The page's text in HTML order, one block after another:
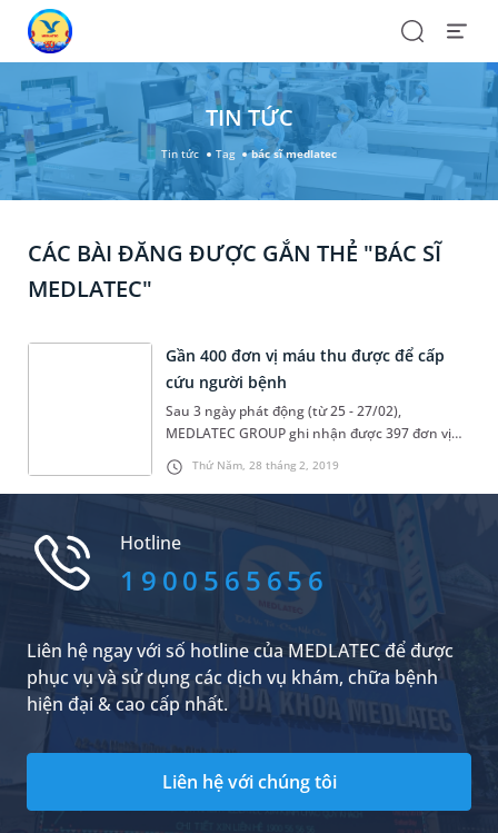
SearchOpen
TIN TỨC
Tin tức Tag bác sĩ medlatec
CÁC BÀI ĐĂNG ĐƯỢC GẮN THẺ "BÁC SĨ
MEDLATEC"
Thứ Năm, 28 tháng 2, 2019
Gần 400 đơn vị máu thu được để cấp
cứu người bệnh
Sau 3 ngày phát động (từ 25 - 27/02),
MEDLATEC GROUP ghi nhận được 397 đơn vị
máu. Toàn bộ các đơn vị máu này được Viện
Huyết học và Truyền máu Trung ương thu gom
góp phần khắc phục tình trạng khán hiếm máu
Hotline
1900565656
Liên hệ ngay với số hotline của MEDLATEC để được
phục vụ và sử dụng các dịch vụ khám, chữa bệnh
hiện đại & cao cấp nhất.
Liên hệ với chúng tôi